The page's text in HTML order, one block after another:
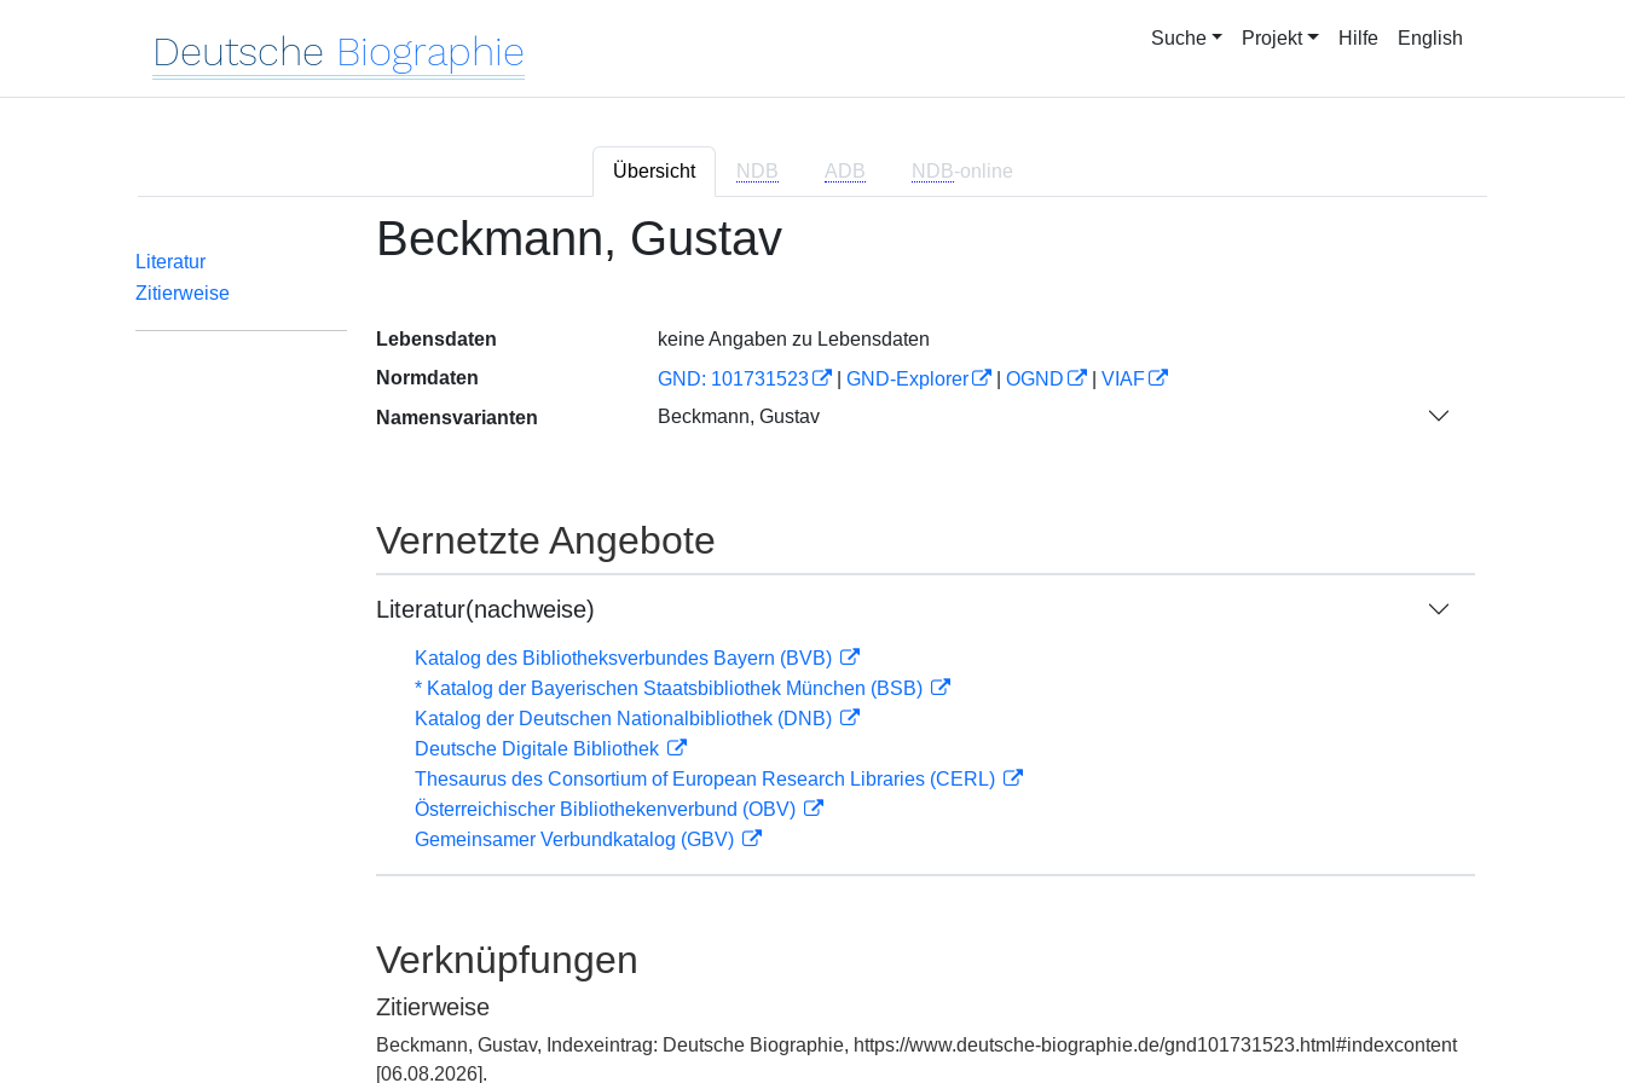
Deutsche Biographie Suche Projekt Hilfe English
Übersicht NDB ADB NDB-online
Literatur
Zitierweise
Beckmann, Gustav
Lebensdaten
keine Angaben zu Lebensdaten
Normdaten
GND: 101731523 GND-Explorer OGND
VIAF
Namensvarianten
Beckmann, Gustav
Vernetzte Angebote
Literatur(nachweise)
Katalog des Bibliotheksverbundes Bayern (BVB)
* Katalog der Bayerischen Staatsbibliothek München (BSB)
Katalog der Deutschen Nationalbibliothek (DNB)
Deutsche Digitale Bibliothek
Thesaurus des Consortium of European Research Libraries (CERL)
Österreichischer Bibliothekenverbund (OBV)
Gemeinsamer Verbundkatalog (GBV)
Verknüpfungen
Zitierweise
Beckmann, Gustav, Indexeintrag: Deutsche Biographie, https://www.deutsche-biographie.de/gnd101731523.html#indexcontent
[06.08.2026].